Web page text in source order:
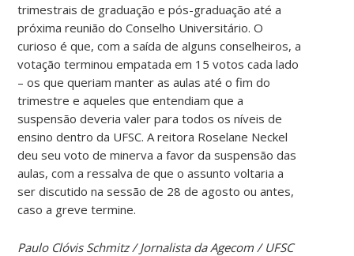
trimestrais de graduação e pós-graduação até a
próxima reunião do Conselho Universitário. O
curioso é que, com a saída de alguns conselheiros, a
votação terminou empatada em 15 votos cada lado
– os que queriam manter as aulas até o fim do
trimestre e aqueles que entendiam que a
suspensão deveria valer para todos os níveis de
ensino dentro da UFSC. A reitora Roselane Neckel
deu seu voto de minerva a favor da suspensão das
aulas, com a ressalva de que o assunto voltaria a
ser discutido na sessão de 28 de agosto ou antes,
caso a greve termine.
Paulo Clóvis Schmitz / Jornalista da Agecom / UFSC